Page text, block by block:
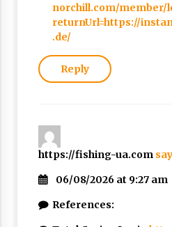
norchill.com/member/
returnUrl=https://
.de/
Reply
https://fishing-ua.com
06/08/2026 at 9:27 am
References: